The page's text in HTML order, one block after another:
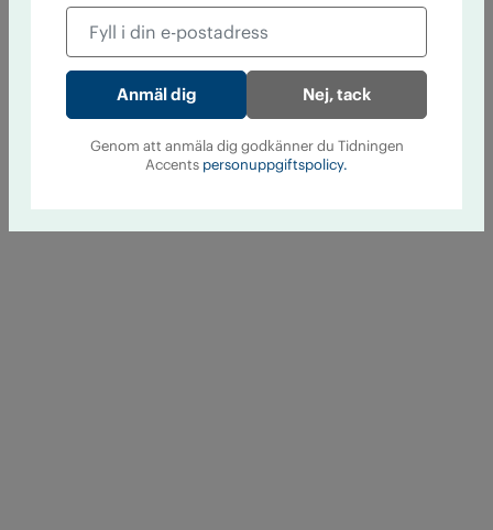
Nej, tack
Genom att anmäla dig godkänner du Tidningen
Accents personuppgiftspolicy.